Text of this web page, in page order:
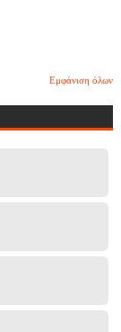
Εμφάνιση όλων